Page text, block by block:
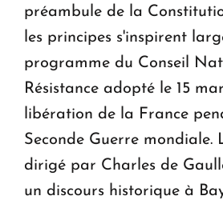
préambule de la
les principes s'inspirent
programme du Conseil
Résistance adopté le 15
libération de la France
Seconde Guerre mondiale.
dirigé par Charles de
un discours historique à